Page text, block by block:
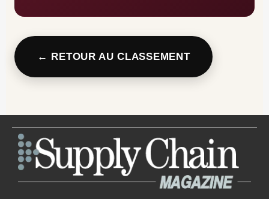
← RETOUR AU CLASSEMENT